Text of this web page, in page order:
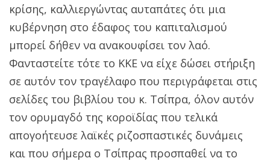
κρίσης, καλλιεργώντας αυταπάτες ότι μια
κυβέρνηση στο έδαφος του καπιταλισμού
μπορεί δήθεν να ανακουφίσει τον λαό.
Φανταστείτε τότε το ΚΚΕ να είχε δώσει στήριξη
σε αυτόν τον τραγέλαφο που περιγράφεται στις
σελίδες του βιβλίου του κ. Τσίπρα, όλον αυτόν
τον ορυμαγδό της κοροϊδίας που τελικά
απογοήτευσε λαϊκές ριζοσπαστικές δυνάμεις
και που σήμερα ο Τσίπρας προσπαθεί να το